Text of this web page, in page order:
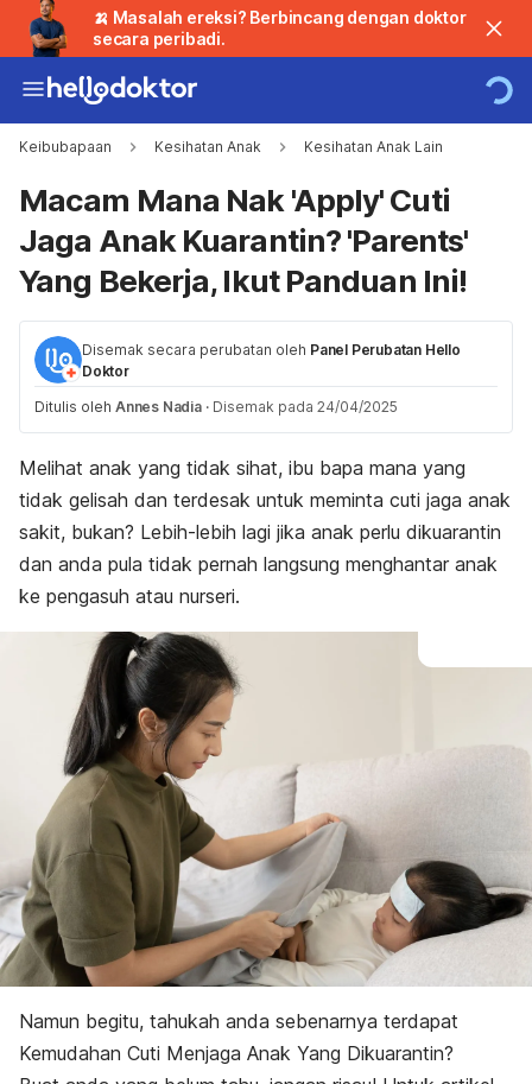
🍌 Masalah ereksi? Berbincang dengan doktor
secara peribadi.
Keibubapaan Kesihatan Anak Kesihatan Anak Lain
Macam Mana Nak 'Apply' Cuti
Jaga Anak Kuarantin? 'Parents'
Yang Bekerja, Ikut Panduan Ini!
Disemak secara perubatan oleh Panel Perubatan Hello
Doktor
Ditulis oleh Annes Nadia · Disemak pada 24/04/2025
Melihat anak yang tidak sihat, ibu bapa mana yang
tidak gelisah dan terdesak untuk meminta cuti jaga anak
sakit, bukan? Lebih-lebih lagi jika anak perlu dikuarantin
dan anda pula tidak pernah langsung menghantar anak
ke pengasuh atau nurseri.
Namun begitu, tahukah anda sebenarnya terdapat
Kemudahan Cuti Menjaga Anak Yang Dikuarantin?